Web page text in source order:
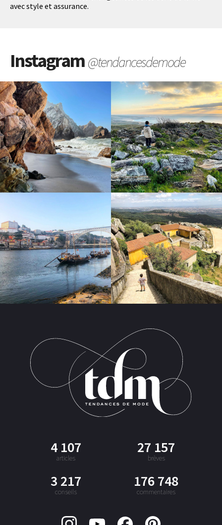
avec style et assurance.
Instagram@tendancesdemode
4 107
articles
27 157
brèves
3 217
conseils
176 748
commentaires